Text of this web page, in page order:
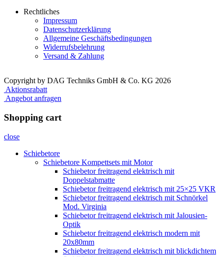
Rechtliches
Impressum
Datenschutzerklärung
Allgemeine Geschäftsbedingungen
Widerrufsbelehrung
Versand & Zahlung
Copyright by DAG Techniks GmbH & Co. KG 2026
Aktionsrabatt
Angebot anfragen
Shopping cart
close
Schiebetore
Schiebetore Kompettsets mit Motor
Schiebetor freitragend elektrisch mit
Doppelstabmatte
Schiebetor freitragend elektrisch mit 25×25 VKR
Schiebetor freitragend elektrisch mit Schnörkel
Mod. Virginia
Schiebetor freitragend elektrisch mit Jalousien-
Optik
Schiebetor freitragend elektrisch modern mit
20x80mm
Schiebetor freitragend elektrisch mit blickdichtem